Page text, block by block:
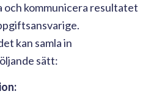
kommunicera resultatet
kan samla in
sätt: